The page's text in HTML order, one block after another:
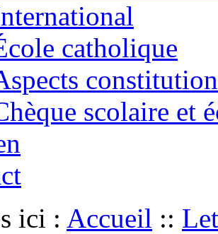
catholique
scolaire et
ici : Accueil ::